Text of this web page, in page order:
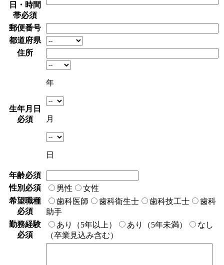
日・時間
帯必須
郵便番号
都道府県
住所
生年月日
必須
年
月
日
年齢必須
性別 必須 男性
女性
希望職種
必須
歯科医師 歯科衛生士 歯科技工士
歯科
助手
勤務経験
必須
あり（5年以上） あり（5年未満）
なし
（卒業見込み含む）